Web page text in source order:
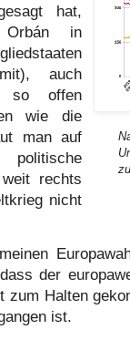
hat,
in
auch
so offen
wie die
man auf
rechts
nicht
der
zum Halten
ist.